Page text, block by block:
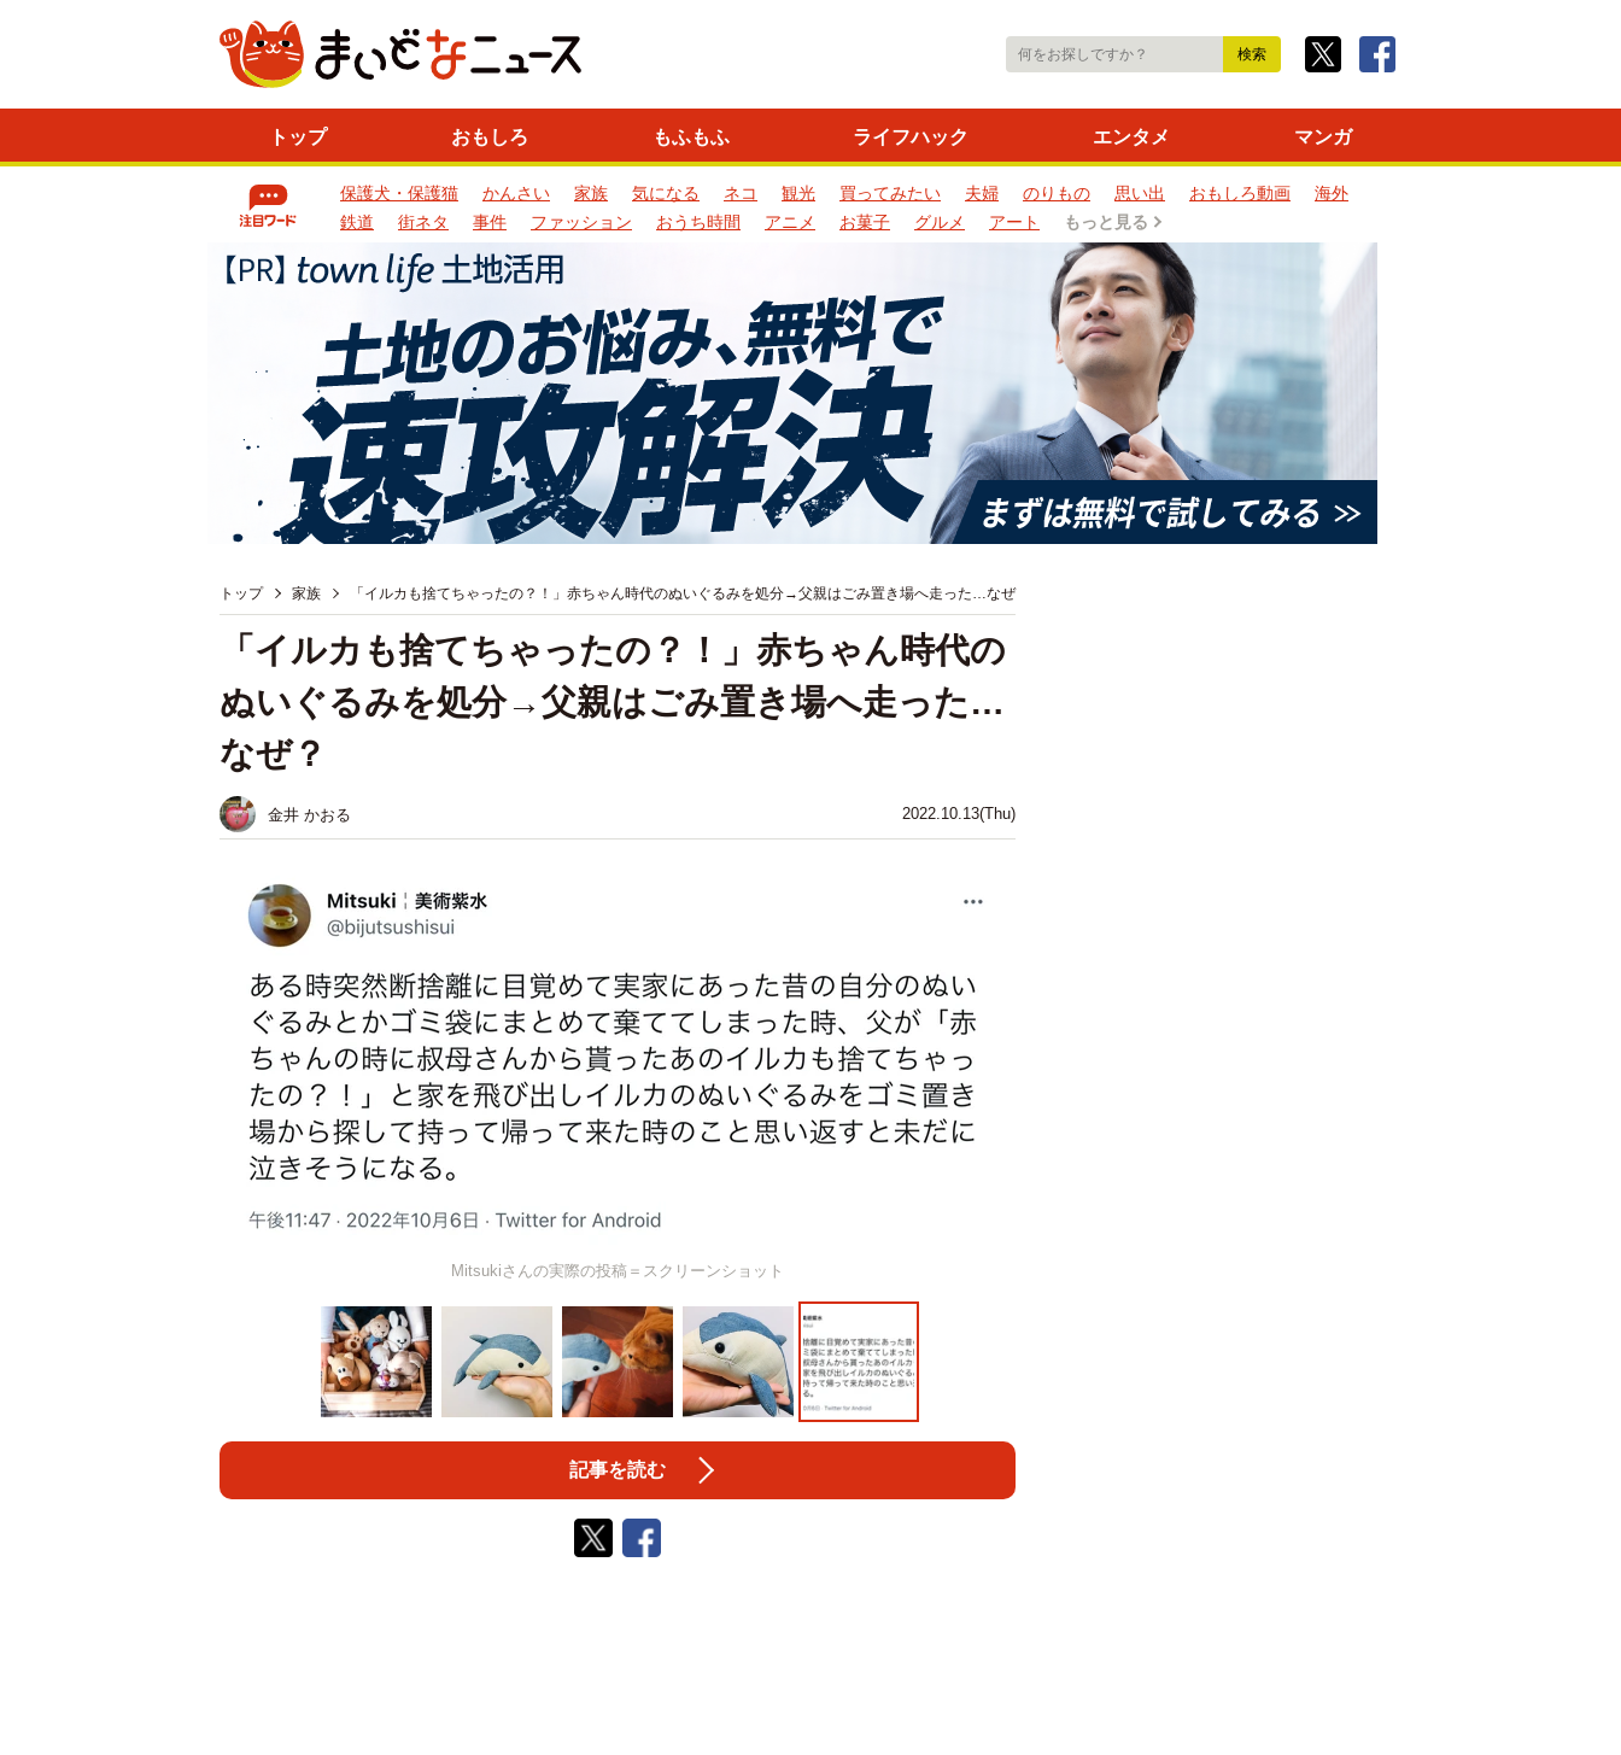
トップ おもしろ もふもふ ライフハック エンタメ マンガ
保護犬・保護猫 かんさい 家族 気になる ネコ 観光 買ってみたい 夫婦 のりもの 思い出 おもしろ動画
海外
鉄道
街ネタ 事件 ファッション おうち時間 アニメ お菓子 グルメ アート もっと見る
トップ 家族 「イルカも捨てちゃったの？！」赤ちゃん時代のぬいぐるみを処分→父親はごみ置き場へ走った…なぜ
2022.10.13(Thu)
「イルカも捨てちゃったの？！」赤ちゃん時代の
ぬいぐるみを処分→父親はごみ置き場へ走った…
なぜ？
金井 かおる
Mitsukiさんの実際の投稿＝スクリーンショット
記事を読む